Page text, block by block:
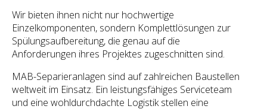
Wir bieten ihnen nicht nur hochwertige
Einzelkomponenten, sondern Komplettlösungen zur
Spülungsaufbereitung, die genau auf die
Anforderungen ihres Projektes zugeschnitten sind.
MAB-Separieranlagen sind auf zahlreichen Baustellen
weltweit im Einsatz. Ein leistungsfähiges Serviceteam
und eine wohldurchdachte Logistik stellen eine